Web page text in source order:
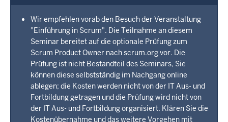
Wir empfehlen vorab den Besuch der Veranstaltung
"Einführung in Scrum". Die Teilnahme an diesem
Seminar bereitet auf die optionale Prüfung zum
Scrum Product Owner nach scrum.org vor. Die
Prüfung ist nicht Bestandteil des Seminars, Sie
können diese selbstständig im Nachgang online
ablegen; die Kosten werden nicht von der IT Aus- und
Fortbildung getragen und die Prüfung wird nicht von
der IT Aus- und Fortbildung organisiert. Klären Sie die
Kostenübernahme und das weitere Vorgehen mit